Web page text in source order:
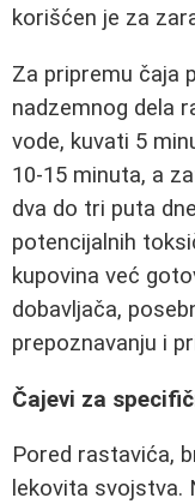
korišćen je za
Za pripremu čaja
nadzemnog dela
vode, kuvati 5
10-15 minuta, a
dva do tri puta
potencijalnih
kupovina već
dobavljača,
prepoznavanju i
Čajevi za
Pored rastavića,
lekovita svojstva.